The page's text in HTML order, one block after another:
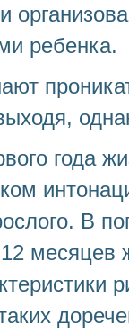
ребенка.
года
В
месяцев